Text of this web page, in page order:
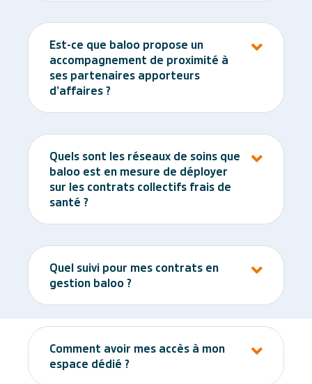
Est-ce que baloo propose un
accompagnement de proximité à
ses partenaires apporteurs
d’affaires ?
Quels sont les réseaux de soins que
baloo est en mesure de déployer
sur les contrats collectifs frais de
santé ?
Quel suivi pour mes contrats en
gestion baloo ?
Comment avoir mes accès à mon
espace dédié ?